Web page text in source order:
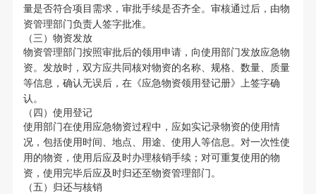
量是否符合项目需求，审批手续是否齐全。审核通过后，由物
资管理部门负责人签字批准。
（三）物资发放
物资管理部门按照审批后的领用申请，向使用部门发放应急物
资。发放时，双方应共同核对物资的名称、规格、数量、质量
等信息，确认无误后，在《应急物资领用登记册》上签字确
认。
（四）使用登记
使用部门在使用应急物资过程中，应如实记录物资的使用情
况，包括使用时间、地点、用途、使用人等信息。对一次性使
用的物资，使用后应及时办理核销手续；对可重复使用的物
资，使用完毕后应及时归还至物资管理部门。
（五）归还与核销